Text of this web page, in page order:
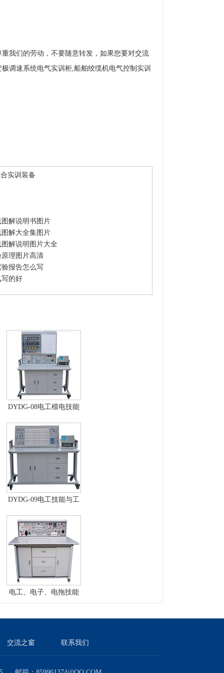
我们的劳动，不要随意转发，如果您要对交流
调速系统电气实训柜,船舶绞缆机电气控制实训
实训装备
解说明书图片
解大全集图片
解说明图片大全
理图片高清
报告怎么写
的好
DYDG-08电工模电技能
DYDG-09电工技能与工
设备
电工、电子、电拖技能
交流之窗 联系我们